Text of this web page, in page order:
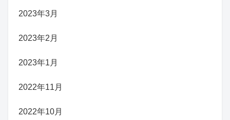
2023年3月
2023年2月
2023年1月
2022年11月
2022年10月